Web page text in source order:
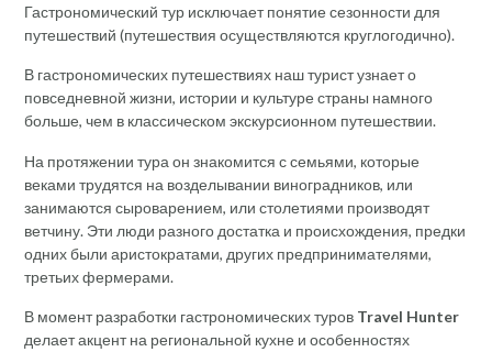
Гастрономический тур исключает понятие сезонности для
путешествий (путешествия осуществляются круглогодично).
В гастрономических путешествиях наш турист узнает о
повседневной жизни, истории и культуре страны намного
больше, чем в классическом экскурсионном путешествии.
На протяжении тура он знакомится с семьями, которые
веками трудятся на возделывании виноградников, или
занимаются сыроварением, или столетиями производят
ветчину. Эти люди разного достатка и происхождения, предки
одних были аристократами, других предпринимателями,
третьих фермерами.
В момент разработки гастрономических туров Travel Hunter
делает акцент на региональной кухне и особенностях